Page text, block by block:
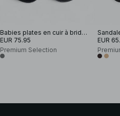
Babies plates en cuir à brides arrière et larges brides
EUR 75.95
Premium Selection
EUR